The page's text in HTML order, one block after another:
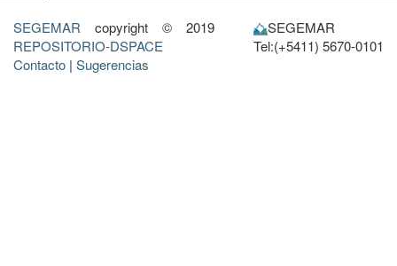
SEGEMAR copyright © 2019
REPOSITORIO-DSPACE
Contacto | Sugerencias
SEGEMAR
Tel:(+5411) 5670-0101